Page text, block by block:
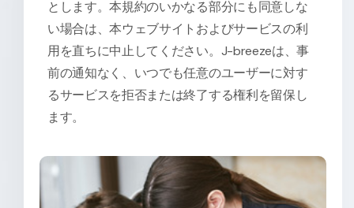
とします。本規約のいかなる部分にも同意しな
い場合は、本ウェブサイトおよびサービスの利
用を直ちに中止してください。J-breezeは、事
前の通知なく、いつでも任意のユーザーに対す
るサービスを拒否または終了する権利を留保し
ます。